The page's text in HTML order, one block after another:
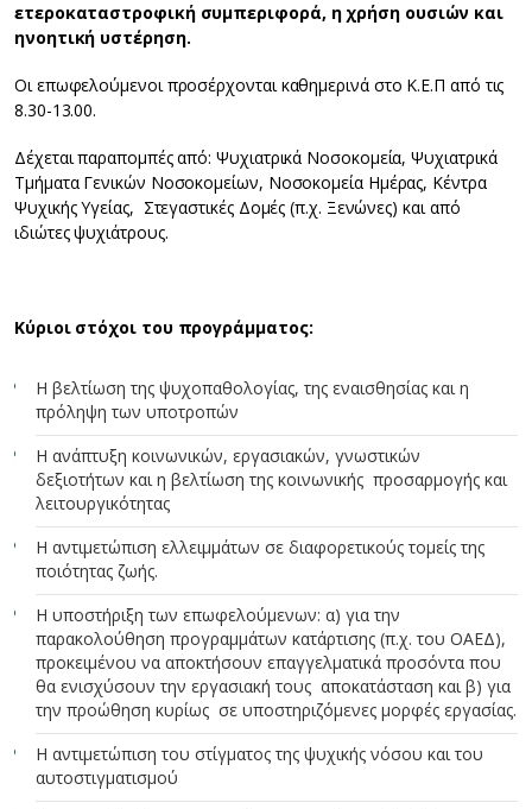
ετεροκαταστροφική συμπεριφορά, η χρήση ουσιών και
ηνοητική υστέρηση.
Οι επωφελούμενοι προσέρχονται καθημερινά στο Κ.Ε.Π από τις
8.30-13.00.
Δέχεται παραπομπές από: Ψυχιατρικά Νοσοκομεία, Ψυχιατρικά
Τμήματα Γενικών Νοσοκομείων, Νοσοκομεία Ημέρας, Κέντρα
Ψυχικής Υγείας, Στεγαστικές Δομές (π.χ. Ξενώνες) και από
ιδιώτες ψυχιάτρους.
Κύριοι στόχοι του προγράμματος:
Η βελτίωση της ψυχοπαθολογίας, της εναισθησίας και η
πρόληψη των υποτροπών
Η ανάπτυξη κοινωνικών, εργασιακών, γνωστικών
δεξιοτήτων και η βελτίωση της κοινωνικής προσαρμογής και
λειτουργικότητας
Η αντιμετώπιση ελλειμμάτων σε διαφορετικούς τομείς της
ποιότητας ζωής.
Η υποστήριξη των επωφελούμενων: α) για την
παρακολούθηση προγραμμάτων κατάρτισης (π.χ. του ΟΑΕΔ),
προκειμένου να αποκτήσουν επαγγελματικά προσόντα που
θα ενισχύσουν την εργασιακή τους αποκατάσταση και β) για
την προώθηση κυρίως σε υποστηριζόμενες μορφές εργασίας.
H αντιμετώπιση του στίγματος της ψυχικής νόσου και του
αυτοστιγματισμού